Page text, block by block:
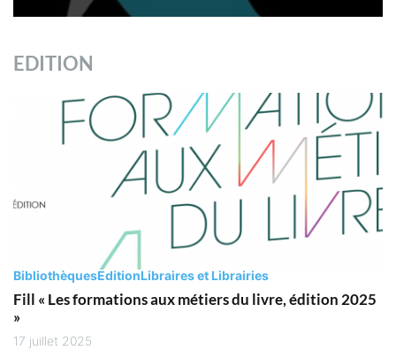
EDITION
BibliothèquesEditionLibraires et Librairies
Fill « Les formations aux métiers du livre, édition 2025
»
17 juillet 2025